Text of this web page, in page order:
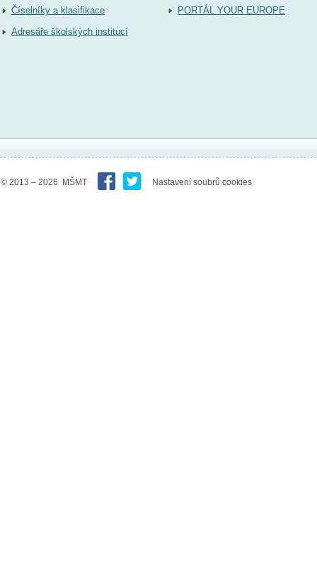
Číselníky a klasifikace
Adresáře školských institucí
PORTÁL YOUR EUROPE
© 2013 – 2026 MŠMT Nastavení soubrů cookies